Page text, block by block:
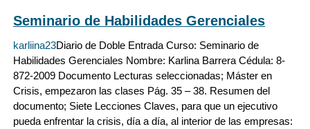
Seminario de Habilidades Gerenciales
karliina23Diario de Doble Entrada Curso: Seminario de
Habilidades Gerenciales Nombre: Karlina Barrera Cédula: 8-
872-2009 Documento Lecturas seleccionadas; Máster en
Crisis, empezaron las clases Pág. 35 – 38. Resumen del
documento; Siete Lecciones Claves, para que un ejecutivo
pueda enfrentar la crisis, día a día, al interior de las empresas: